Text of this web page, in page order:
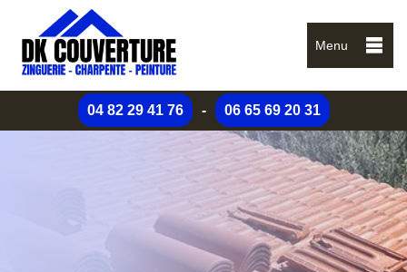
Menu
04 82 29 41 76 - 06 65 69 20 31